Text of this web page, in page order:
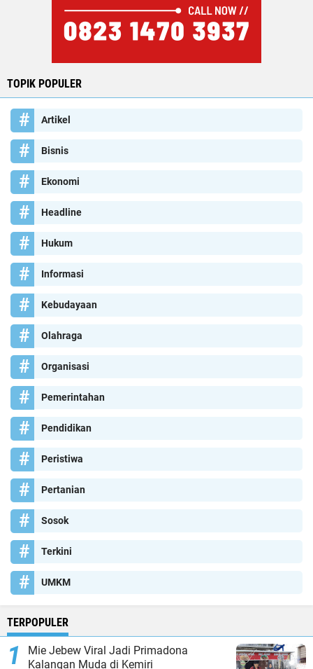
TOPIK POPULER
Artikel
Bisnis
Ekonomi
Headline
Hukum
Informasi
Kebudayaan
Olahraga
Organisasi
Pemerintahan
Pendidikan
Peristiwa
Pertanian
Sosok
Terkini
UMKM
TERPOPULER
Mie Jebew Viral Jadi Primadona
Kalangan Muda di Kemiri